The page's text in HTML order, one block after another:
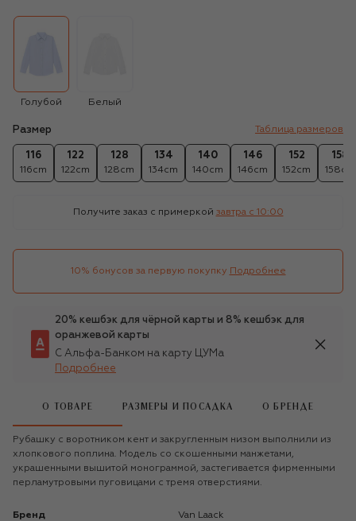
Голубой Белый
Размер Таблица размеров
116
116cm
122
122cm
128
128cm
134
134cm
140
140cm
146
146cm
152
152cm
158
158cm
Получите заказ с примеркой завтра c 10:00
10% бонусов за первую покупку Подробнее
20% кешбэк для чёрной карты и 8% кешбэк для
оранжевой карты
С Альфа-Банком на карту ЦУМа
Подробнее
О ТОВАРЕ РАЗМЕРЫ И ПОСАДКА О БРЕНДЕ
Рубашку с воротником кент и закругленным низом выполнили из
хлопкового поплина. Модель со скошенными манжетами,
украшенными вышитой монограммой, застегивается фирменными
перламутровыми пуговицами с тремя отверстиями.
Бренд Van Laack